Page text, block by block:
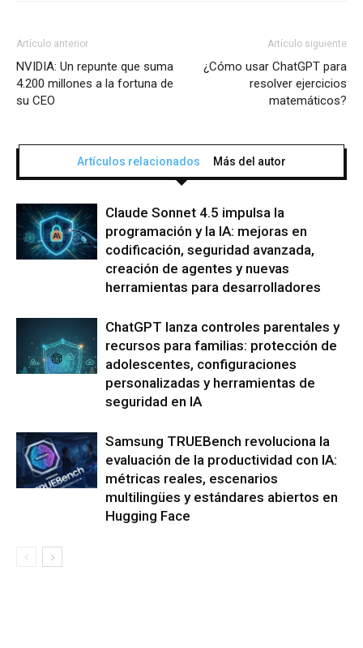
Artículo anterior
NVIDIA: Un repunte que suma
4.200 millones a la fortuna de
su CEO
Artículo siguiente
¿Cómo usar ChatGPT para
resolver ejercicios
matemáticos?
Artículos relacionados Más del autor
Claude Sonnet 4.5 impulsa la
programación y la IA: mejoras en
codificación, seguridad avanzada,
creación de agentes y nuevas
herramientas para desarrolladores
ChatGPT lanza controles parentales y
recursos para familias: protección de
adolescentes, configuraciones
personalizadas y herramientas de
seguridad en IA
Samsung TRUEBench revoluciona la
evaluación de la productividad con IA:
métricas reales, escenarios
multilingües y estándares abiertos en
Hugging Face